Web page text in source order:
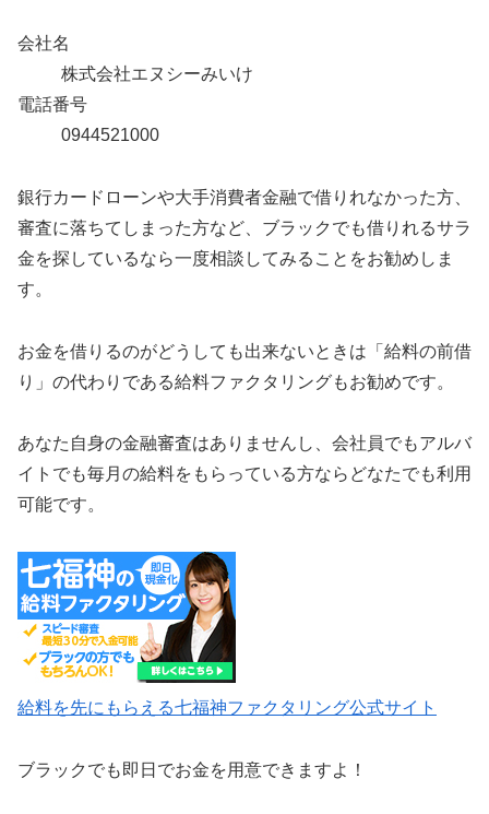
会社名
株式会社エヌシーみいけ
電話番号
0944521000
銀行カードローンや大手消費者金融で借りれなかった方、
審査に落ちてしまった方など、ブラックでも借りれるサラ
金を探しているなら一度相談してみることをお勧めしま
す。
お金を借りるのがどうしても出来ないときは「給料の前借
り」の代わりである給料ファクタリングもお勧めです。
あなた自身の金融審査はありませんし、会社員でもアルバ
イトでも毎月の給料をもらっている方ならどなたでも利用
可能です。
給料を先にもらえる七福神ファクタリング公式サイト
ブラックでも即日でお金を用意できますよ！